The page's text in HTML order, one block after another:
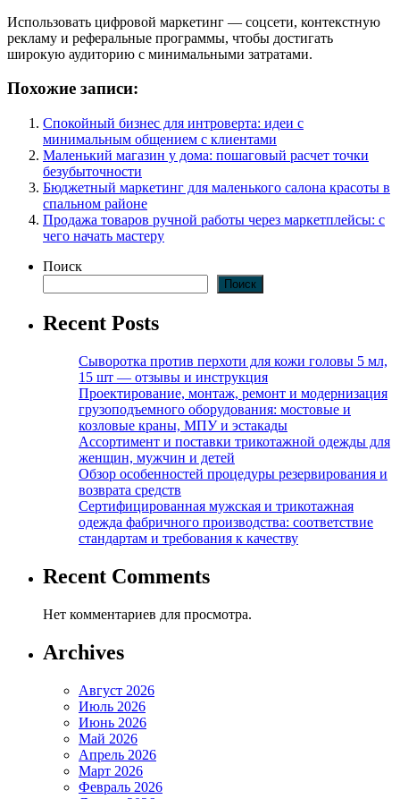
Использовать цифровой маркетинг — соцсети, контекстную
рекламу и реферальные программы, чтобы достигать
широкую аудиторию с минимальными затратами.
Похожие записи:
Спокойный бизнес для интроверта: идеи с
минимальным общением с клиентами
Маленький магазин у дома: пошаговый расчет точки
безубыточности
Бюджетный маркетинг для маленького салона красоты в
спальном районе
Продажа товаров ручной работы через маркетплейсы: с
чего начать мастеру
Поиск
Поиск
Recent Posts
Сыворотка против перхоти для кожи головы 5 мл,
15 шт — отзывы и инструкция
Проектирование, монтаж, ремонт и модернизация
грузоподъемного оборудования: мостовые и
козловые краны, МПУ и эстакады
Ассортимент и поставки трикотажной одежды для
женщин, мужчин и детей
Обзор особенностей процедуры резервирования и
возврата средств
Сертифицированная мужская и трикотажная
одежда фабричного производства: соответствие
стандартам и требования к качеству
Recent Comments
Нет комментариев для просмотра.
Archives
Август 2026
Июль 2026
Июнь 2026
Май 2026
Апрель 2026
Март 2026
Февраль 2026